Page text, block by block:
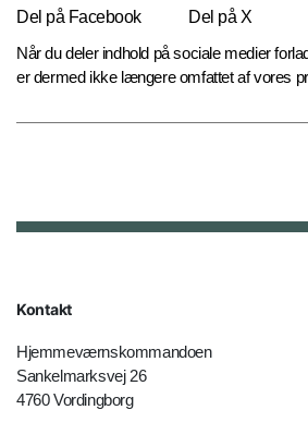
Del på Facebook Del på X
Når du deler indhold på sociale medier
er dermed ikke længere omfattet af vores
Kontakt
Hjemmeværnskommandoen
Sankelmarksvej 26
4760 Vordingborg